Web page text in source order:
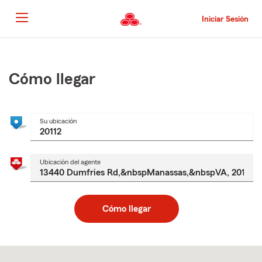
al
contenido
principal
Iniciar Sesión
principal
Cómo llegar
Su ubicación
Ubicación del agente
Cómo llegar
to